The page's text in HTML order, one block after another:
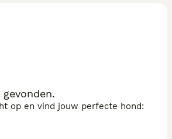
op en vind jouw perfecte hond: